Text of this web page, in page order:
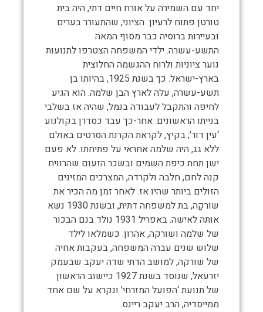
יחד עם השמירה על אורח חיים דתי, היה בית
טורטן פתוח לרעיון הציוני, שהתעורר בערים
ובעיירות ברוסיה כבר מסוף המאה
התשע-עשרה. ילדי המשפחה הצטרפו לתנועות
נוער ציוניות ולרוח ההגשמה החלוצית
בארץ-ישראל. כך בשנת 1925, בהיותו בן
תשע-עשרה, עלה לארץ הבן שלמה. הוא הגיע
לחיפה והתקבל לעבודה בנמל, שהיה אז בשלבי
בנייתו הראשונים. אחר-כך עבד כסדרן בקולנוע
‘עין דור’; בקיץ, לקראת הקרנת הסרטים באולם
ללא גג, היה שלמה אחראי על פתיחתו. לא פעם
ישן תחת כיפת השמים ובשכר הזעום שהרוויח
קנה לחם, חלבה ולקרדה, המצרכים המזינים
הזולים ביותר שהיו אז. לאחר זמן מה הכיר את
שורקֶה, בת למשפחה דתית, ובשנת 1930 נשא
אותה לאישה. באפריל 1931 נולד בנם הבכור
של שלמה ושורקה, אהרון. כשמלאו לילד
שלוש שנים עברה המשפחה, בעקבות אחיה
של שורקה, למושב הדתי שדה יעקב שבעמק
יזרעאל, שנוסד בשנת 1927 כיישוב הראשון
של תנועת ‘הפועל המזרחי’ ונקרא על שם אחד
ממייסדיה, הרב יעקב ריינס.